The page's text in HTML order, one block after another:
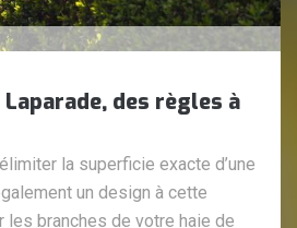
des règles à
la superficie exacte d’une
un design à cette
les branches de votre haie de